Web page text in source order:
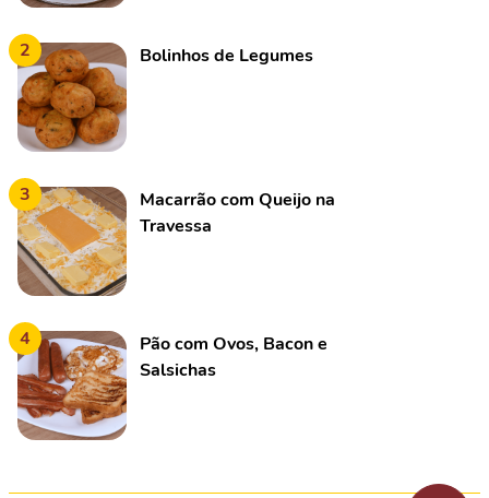
2 Bolinhos de Legumes
3
Macarrão com Queijo na
Travessa
4
Pão com Ovos, Bacon e
Salsichas